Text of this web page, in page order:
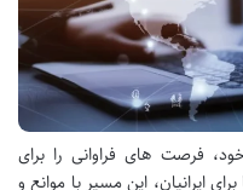
فرصت های فراوانی را برای
ایرانیان، این مسیر با موانع و